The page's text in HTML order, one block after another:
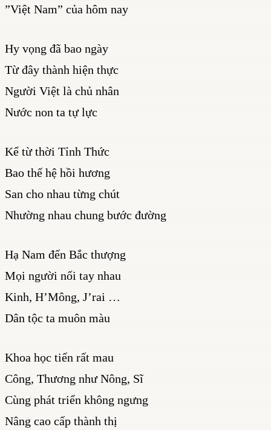
”Việt Nam” của hôm nay
Hy vọng đã bao ngày
Từ đây thành hiện thực
Người Việt là chủ nhân
Nước non ta tự lực
Kể từ thời Tỉnh Thức
Bao thế hệ hồi hương
San cho nhau từng chút
Nhường nhau chung bước đường
Hạ Nam đến Bắc thượng
Mọi người nối tay nhau
Kinh, H’Mông, J’rai …
Dân tộc ta muôn màu
Khoa học tiến rất mau
Công, Thương như Nông, Sĩ
Cùng phát triển không ngưng
Nâng cao cấp thành thị